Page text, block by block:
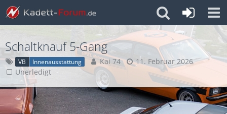
Schaltknauf 5-Gang
VB Innenausstattung Kai 74
11. Februar 2026
Unerledigt